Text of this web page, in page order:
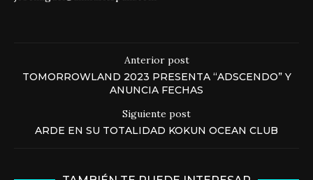
Anterior post
TOMORROWLAND 2023 PRESENTA “ADSCENDO” Y
ANUNCIA FECHAS
Siguiente post
ARDE EN SU TOTALIDAD KOKUN OCEAN CLUB